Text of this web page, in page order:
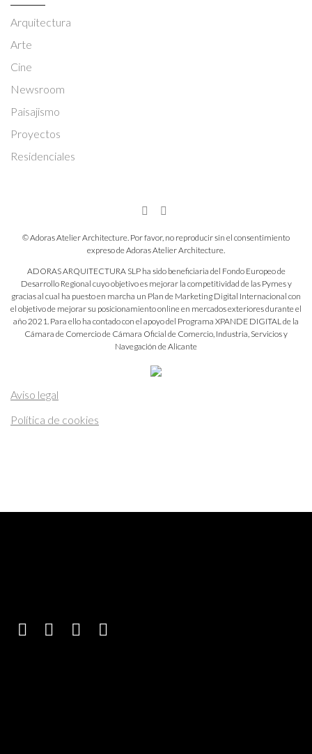
Arquitectura
Arte
Cine
Newsroom
Paisajismo
Proyectos
Residenciales
© Adoras Atelier Architecture. Por favor, no reproducir sin el consentimiento
expreso de Adoras Atelier Architecture.
ADORAS ARQUITECTURA SLP ha sido beneficiaria del Fondo Europeo de
Desarrollo Regional cuyo objetivo es mejorar la competitividad de las Pymes y
gracias al cual ha puesto en marcha un Plan de Marketing Digital Internacional con
el objetivo de mejorar su posicionamiento online en mercados exteriores durante el
año 2021. Para ello ha contado con el apoyo del Programa XPANDE DIGITAL de la
Cámara de Comercio de Cámara Oficial de Comercio, Industria, Servicios y
Navegación de Alicante
Aviso legal
Política de cookies